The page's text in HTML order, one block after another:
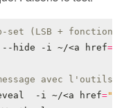
set (LSB + fonction
--hide -i ~/<a
href=
avec l'outils
-i ~/<a
href="/